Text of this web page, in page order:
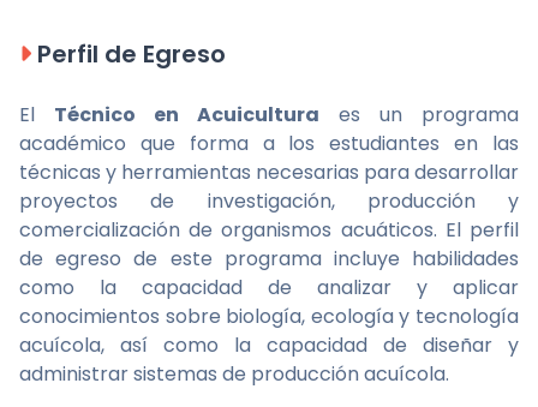
Perfil de Egreso
El Técnico en Acuicultura es un programa
académico que forma a los estudiantes en las
técnicas y herramientas necesarias para desarrollar
proyectos de investigación, producción y
comercialización de organismos acuáticos. El perfil
de egreso de este programa incluye habilidades
como la capacidad de analizar y aplicar
conocimientos sobre biología, ecología y tecnología
acuícola, así como la capacidad de diseñar y
administrar sistemas de producción acuícola.